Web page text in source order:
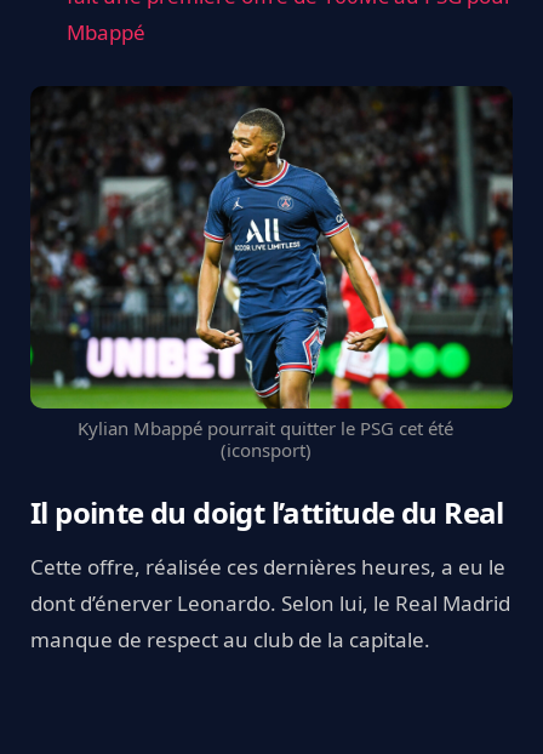
Mbappé
Kylian Mbappé pourrait quitter le PSG cet été
(iconsport)
Il pointe du doigt l’attitude du Real
Cette offre, réalisée ces dernières heures, a eu le
dont d’énerver Leonardo. Selon lui, le Real Madrid
manque de respect au club de la capitale.